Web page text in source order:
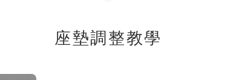
座墊調整教學